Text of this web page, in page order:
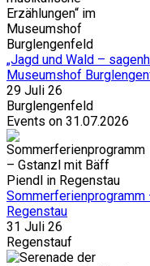
„Jagd und Wald –
Museumshof
29 Juli 26
Burglengenfeld
Events on 31.07.2026
Regenstau
31 Juli 26
Regenstauf